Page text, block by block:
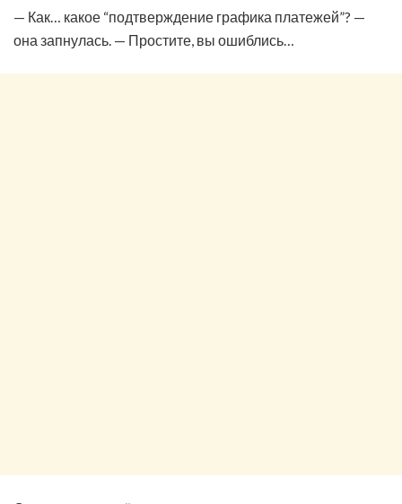
— Как… какое “подтверждение графика платежей”? —
она запнулась. — Простите, вы ошиблись…